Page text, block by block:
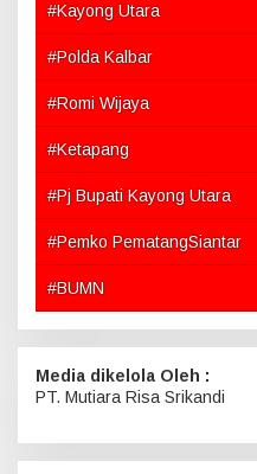
#Kayong Utara
#Polda Kalbar
#Romi Wijaya
#Ketapang
#Pj Bupati Kayong Utara
#Pemko PematangSiantar
#BUMN
Media dikelola Oleh :
PT. Mutiara Risa Srikandi